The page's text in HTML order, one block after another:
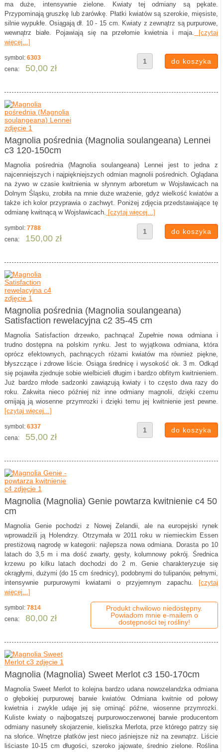
ma duże, intensywnie zielone. Kwiaty tej odmiany są pękate.
Przypominają gruszkę lub żarówkę. Płatki kwiatów są szerokie, mięsiste,
silnie wypukłe. Osiągają dł. 10 - 15 cm. Kwiaty z zewnątrz są purpurowe,
wewnątrz białe. Pojawiają się na przełomie kwietnia i maja. [czytaj
więcej...]
symbol: 6303
cena:
50,00 zł
Magnolia pośrednia (Magnolia soulangeana) Lennei
c3 120-150cm
Magnolia pośrednia (Magnolia soulangeana) Lennei jest to jedna z
najcenniejszych i najpiękniejszych odmian magnolii pośrednich. Oglądana
na żywo w czasie kwitnienia w słynnym arboretum w Wojsławicach na
Dolnym Śląsku, zrobiła na mnie duże wrażenie, gdyż wielkość kwiatów a
także ich kolor przyprawia o zachwyt. Poniżej zdjęcia przedstawiające tę
odmianę kwitnącą w Wojsławicach. [czytaj więcej...]
symbol: 7788
cena:
150,00 zł
Magnolia pośrednia (Magnolia soulangeana)
Satisfaction rewelacyjna c2 35-45 cm
Magnolia Satisfaction drzewko, pachnąca! Zupełnie nowa odmiana i
trudno dostępna na polskim rynku. Jest to wyjątkowa odmiana, która
oprócz efektownych, pachnących różami kwiatów ma również piękne,
błyszczące i zdrowe liście. Osiąga średnicę i wysokość ok. 3 m. Odkąd
się pojawiła zjednuje sobie wielbicieli długim i bardzo obfitym kwitnieniem.
Już bardzo młode sadzonki zawiązują kwiaty i to często dwa razy do
roku. Zakwita nieco później niż inne odmiany magnolii, dzięki czemu
omijają ją wiosenne przymrozki i dzięki temu jej kwitnienie jest pewne.
[czytaj więcej...]
symbol: 6337
cena:
55,00 zł
Magnolia (Magnolia) Genie powtarza kwitnienie c4 50
cm
Magnolia Genie pochodzi z Nowej Zelandii, ale na europejski rynek
wprowadzili ją Holendrzy. Otrzymała w 2011 roku w niemieckim Essen
prestiżową nagrodę w kategorii: najlepsza nowa odmiana. Dorasta po 10
latach do 3,5 m i ma dość zwarty, gęsty, kolumnowy pokrój. Średnica
krzewu po kilku latach dochodzi do 2 m. Genie charakteryzuje się
okrągłymi, dużymi (do 15 cm średnicy), podobnymi do tulipanów, pełnymi,
intensywnie purpurowymi kwiatami o przyjemnym zapachu.
[czytaj
więcej...]
symbol: 7814
cena:
80,00 zł
Produkt chwilowo niedostępny.
Powiadom mnie e-mailem o
dostępności tej rośliny!
Magnolia (Magnolia) Sweet Merlot c3 150-170cm
Magnolia Sweet Merlot to kolejna bardzo udana nowozelandzka odmiana
o głębokiej purpurowej barwie kwiatów. Odmiana kwitnie od połowy
kwietnia i zwykle udaje jej się ominąć późne, wiosenne przymrozki.
Kuliste kwiaty o najbogatszej purpurowoczerwonej barwie producentom
odmiany nasuneły skojarzenie, kieliszka Merlota, prze którego patrzy się
na słońce. Wnętrze płatków jest nieco jaśniejsze niż na zewnątrz. Liście
liściaste 10-15 cm długości, szeroko jajowate, średnio zielone. Roślina